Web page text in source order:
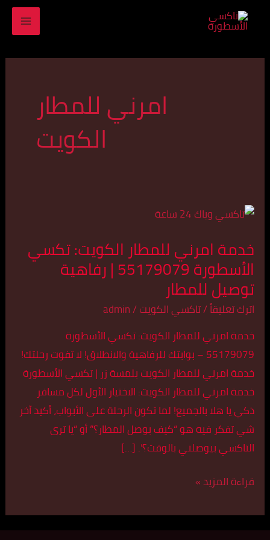
تخطي
امرني للمطار
الكويت
خدمة امرني للمطار الكويت: تكسي
الأسطورة 55179079 | رفاهية
توصيل للمطار
اترك تعليقاً/تاكسي الكويت/
admin
خدمة امرني للمطار الكويت: تكسي الأسطورة
55179079 – بوابتك للرفاهية والانطلاق! لا تفوت رحلتك!
خدمة امرني للمطار الكويت بلمسة زر | تكسي الأسطورة
خدمة امرني للمطار الكويت: الاختيار الأول لكل مسافر
ذكي يا هلا بالجميع! لما تكون الرحلة على الأبواب، أكيد آخر
شي تفكر فيه هو “كيف بوصل المطار؟” أو “يا ترى
التاكسي بيوصلني بالوقت؟”. […]
خدمة
للمطار
الكويت:
تكسي
الأسطورة
|
رفاهية
توصيل
للمطار
قراءة المزيد »